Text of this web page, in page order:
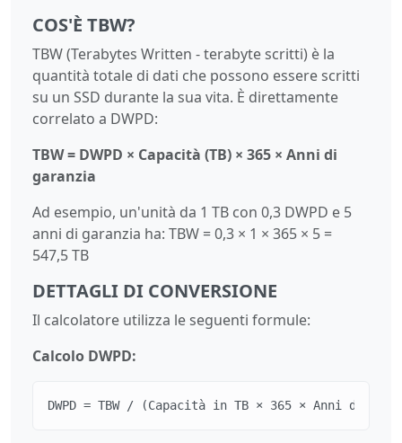
COS'È TBW?
TBW (Terabytes Written - terabyte scritti) è la
quantità totale di dati che possono essere scritti
su un SSD durante la sua vita. È direttamente
correlato a DWPD:
TBW = DWPD × Capacità (TB) × 365 × Anni di
garanzia
Ad esempio, un'unità da 1 TB con 0,3 DWPD e 5
anni di garanzia ha: TBW = 0,3 × 1 × 365 × 5 =
547,5 TB
DETTAGLI DI CONVERSIONE
Il calcolatore utilizza le seguenti formule:
Calcolo DWPD:
DWPD = TBW / (Capacità in TB × 365 × Anni di